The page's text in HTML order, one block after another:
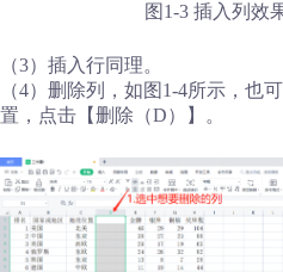
图1-3 插入列效
（3）插入行同理。
（4）删除列，如图1-4所示，也
置，点击【删除（D）】。